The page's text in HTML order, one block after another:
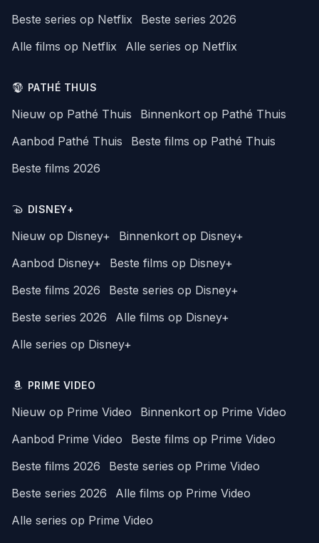
Beste series op Netflix
Beste series 2026
Alle films op Netflix
Alle series op Netflix
PATHÉ THUIS
Nieuw op Pathé Thuis
Binnenkort op Pathé Thuis
Aanbod Pathé Thuis
Beste films op Pathé Thuis
Beste films 2026
DISNEY+
Nieuw op Disney+
Binnenkort op Disney+
Aanbod Disney+
Beste films op Disney+
Beste films 2026
Beste series op Disney+
Beste series 2026
Alle films op Disney+
Alle series op Disney+
PRIME VIDEO
Nieuw op Prime Video
Binnenkort op Prime Video
Aanbod Prime Video
Beste films op Prime Video
Beste films 2026
Beste series op Prime Video
Beste series 2026
Alle films op Prime Video
Alle series op Prime Video